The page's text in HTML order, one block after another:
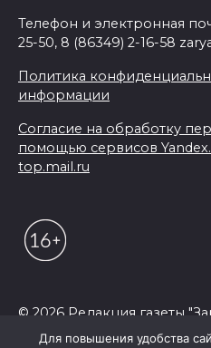
Телефон и электронная
25-50, 8 (86349) 2-16-58
Политика
информации
Согласие на обработку
помощью сервисов
top.mail.ru
© 2026 Редакция газеты
Для повышения удобства